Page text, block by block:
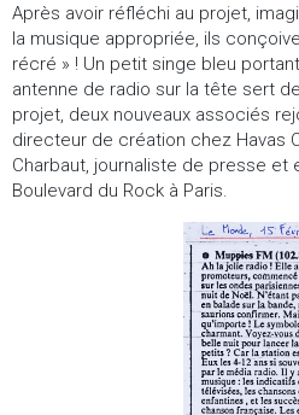
Après avoir réfléchi au projet,
la musique appropriée, ils
récré » ! Un petit singe bleu
antenne de radio sur la tête sert
projet, deux nouveaux associés
directeur de création chez Havas
Charbaut, journaliste de presse et
Boulevard du Rock à Paris.